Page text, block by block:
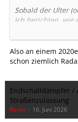
Sobald der Ulter
ich berichten, wie
Video vorher/
anfertigen.
Stefan
Also an einem
schon ziemlich
Endschalldämpfer /
Straßenzulassung
Revilo 16. Juni 2026